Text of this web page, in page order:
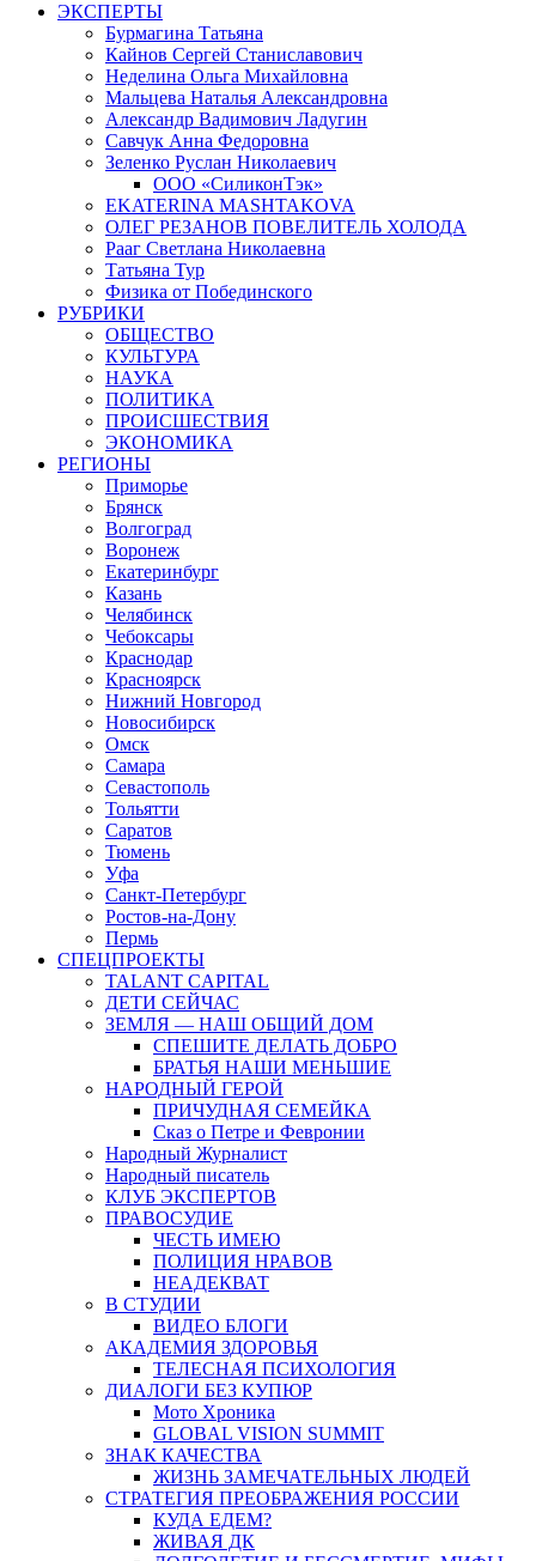
ЭКСПЕРТЫ
Бурмагина Татьяна
Кайнов Сергей Станиславович
Неделина Ольга Михайловна
Мальцева Наталья Александровна
Александр Вадимович Ладугин
Савчук Анна Федоровна
Зеленко Руслан Николаевич
ООО «СиликонТэк»
EKATERINA MASHTAKOVA
ОЛЕГ РЕЗАНОВ ПОВЕЛИТЕЛЬ ХОЛОДА
Рааг Светлана Николаевна
Татьяна Тур
Физика от Побединского
РУБРИКИ
ОБЩЕСТВО
КУЛЬТУРА
НАУКА
ПОЛИТИКА
ПРОИСШЕСТВИЯ
ЭКОНОМИКА
РЕГИОНЫ
Приморье
Брянск
Волгоград
Воронеж
Екатеринбург
Казань
Челябинск
Чебоксары
Краснодар
Красноярск
Нижний Новгород
Новосибирск
Омск
Самара
Севастополь
Тольятти
Саратов
Тюмень
Уфа
Санкт-Петербург
Ростов-на-Дону
Пермь
СПЕЦПРОЕКТЫ
TALANT CAPITAL
ДЕТИ СЕЙЧАС
ЗЕМЛЯ — НАШ ОБЩИЙ ДОМ
СПЕШИТЕ ДЕЛАТЬ ДОБРО
БРАТЬЯ НАШИ МЕНЬШИЕ
НАРОДНЫЙ ГЕРОЙ
ПРИЧУДНАЯ СЕМЕЙКА
Сказ о Петре и Февронии
Народный Журналист
Народный писатель
КЛУБ ЭКСПЕРТОВ
ПРАВОСУДИЕ
ЧЕСТЬ ИМЕЮ
ПОЛИЦИЯ НРАВОВ
НЕАДЕКВАТ
В СТУДИИ
ВИДЕО БЛОГИ
АКАДЕМИЯ ЗДОРОВЬЯ
ТЕЛЕСНАЯ ПСИХОЛОГИЯ
ДИАЛОГИ БЕЗ КУПЮР
Мото Хроника
GLOBAL VISION SUMMIT
ЗНАК КАЧЕСТВА
ЖИЗНЬ ЗАМЕЧАТЕЛЬНЫХ ЛЮДЕЙ
СТРАТЕГИЯ ПРЕОБРАЖЕНИЯ РОССИИ
КУДА ЕДЕМ?
ЖИВАЯ ДК